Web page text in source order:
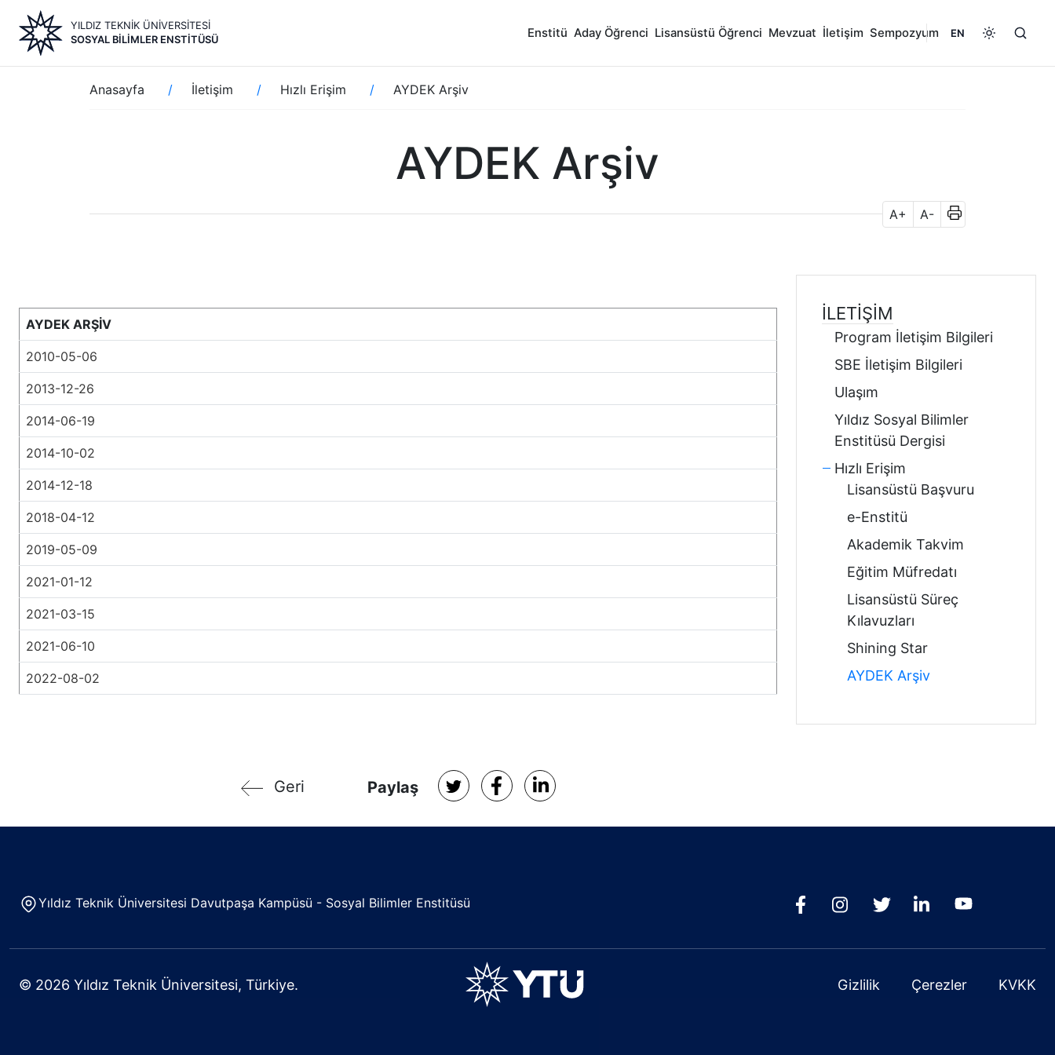
içeriğe
YILDIZ TEKNİK ÜNİVERSİTESİ
SOSYAL BILIMLER ENSTITÜSÜ
Enstitü Aday Öğrenci Lisansüstü Öğrenci Mevzuat İletişim Sempozyum EN
Sayfa
yolu
Anasayfa İletişim Hızlı Erişim AYDEK Arşiv
AYDEK Arşiv
A+ A-
AYDEK ARŞİV
2010-05-06
2013-12-26
2014-06-19
2014-10-02
2014-12-18
2018-04-12
2019-05-09
2021-01-12
2021-03-15
2021-06-10
2022-08-02
Geri Paylaş
İLETIŞIM
Program İletişim Bilgileri
SBE İletişim Bilgileri
Ulaşım
Yıldız Sosyal Bilimler
Enstitüsü Dergisi
Hızlı Erişim
Lisansüstü Başvuru
e-Enstitü
Akademik Takvim
Eğitim Müfredatı
Lisansüstü Süreç
Kılavuzları
Shining Star
AYDEK Arşiv
Yıldız Teknik Üniversitesi Davutpaşa Kampüsü - Sosyal Bilimler Enstitüsü
© 2026 Yıldız Teknik Üniversitesi, Türkiye. Gizlilik Çerezler KVKK